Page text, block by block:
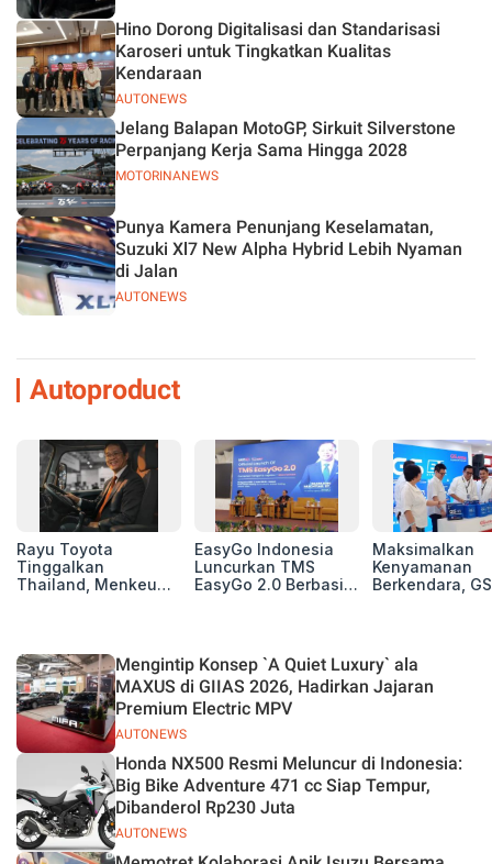
AUTONEWS
Hino Dorong Digitalisasi dan Standarisasi
Karoseri untuk Tingkatkan Kualitas
Kendaraan
MOTORINANEWS
Jelang Balapan MotoGP, Sirkuit Silverstone
Perpanjang Kerja Sama Hingga 2028
AUTONEWS
Punya Kamera Penunjang Keselamatan,
Suzuki Xl7 New Alpha Hybrid Lebih Nyaman
di Jalan
Autoproduct
Rayu Toyota
Tinggalkan
Thailand, Menkeu
Basis Produksi
ASEAN
EasyGo Indonesia
Luncurkan TMS
EasyGo 2.0 Berbasis
Maksimalkan
Kenyamanan
Berkendara,
2026
AUTONEWS
Mengintip Konsep `A Quiet Luxury` ala
MAXUS di GIIAS 2026, Hadirkan Jajaran
Premium Electric MPV
AUTONEWS
Honda NX500 Resmi Meluncur di Indonesia:
Big Bike Adventure 471 cc Siap Tempur,
Dibanderol Rp230 Juta